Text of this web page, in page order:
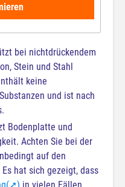
bei nichtdrückendem
Stein und Stahl
keine
und ist nach
Bodenplatte und
Achten Sie bei der
auf den
hat sich gezeigt, dass